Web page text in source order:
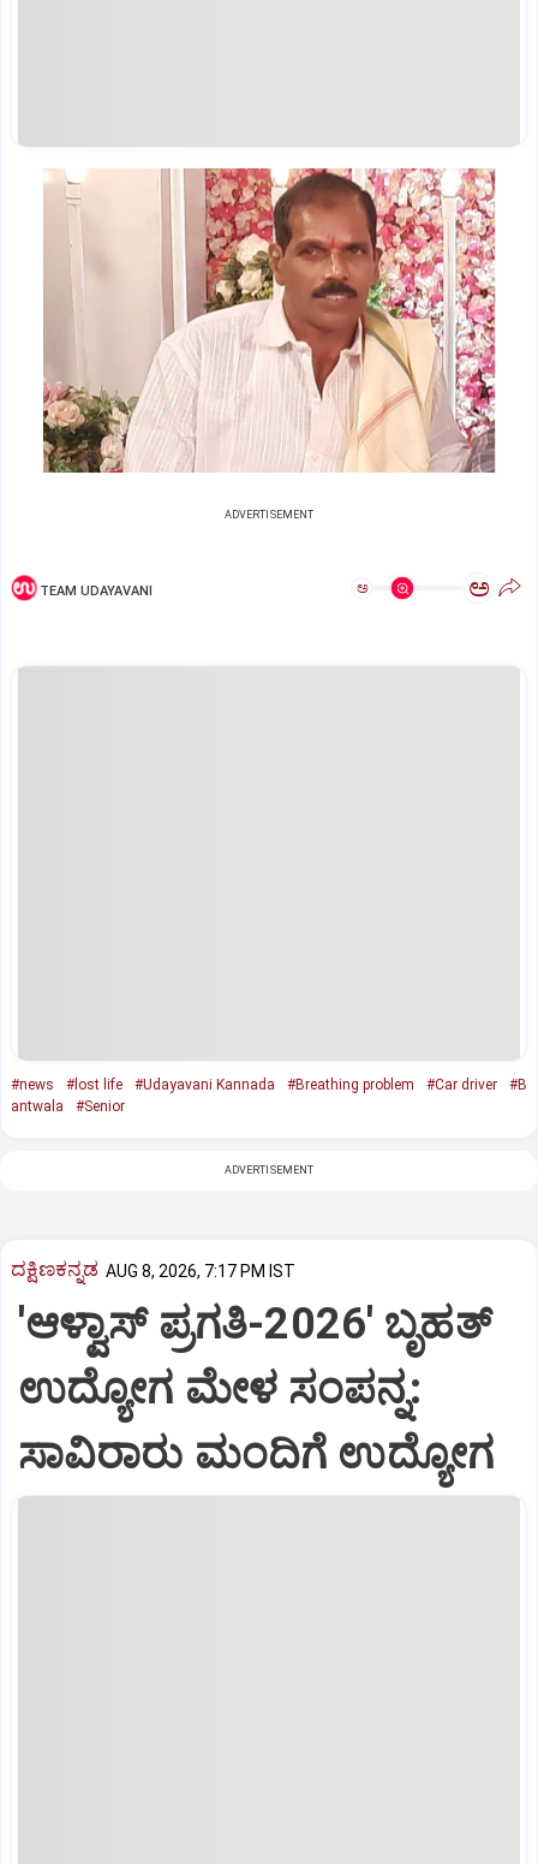
ADVERTISEMENT
TEAM UDAYAVANI ಅ ಅ
#news #lost life #Udayavani Kannada #Breathing problem #Car driver
#B
antwala
#Senior
ADVERTISEMENT
ದಕ್ಷಿಣಕನ್ನಡ AUG 8, 2026, 7:17 PM IST
'ಆಳ್ವಾಸ್‌ ಪ್ರಗತಿ-2026' ಬೃಹತ್
ಉದ್ಯೋಗ ಮೇಳ ಸಂಪನ್ನ:
ಸಾವಿರಾರು ಮಂದಿಗೆ ಉದ್ಯೋಗ